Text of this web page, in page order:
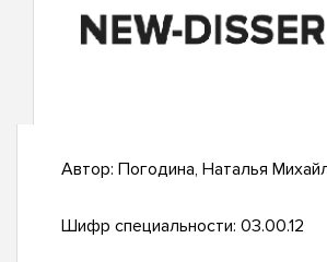
Автор: Погодина, Наталья
Шифр специальности: 03.00.12